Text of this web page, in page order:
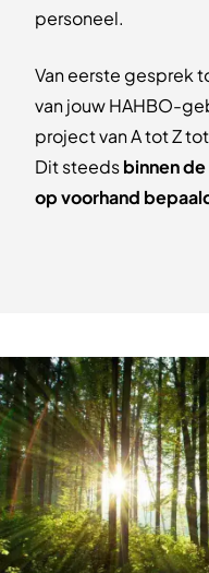
personeel.
Van eerste gesprek
van jouw HAHBO-
project van A tot Z
Dit steedsbinnen
op voorhand